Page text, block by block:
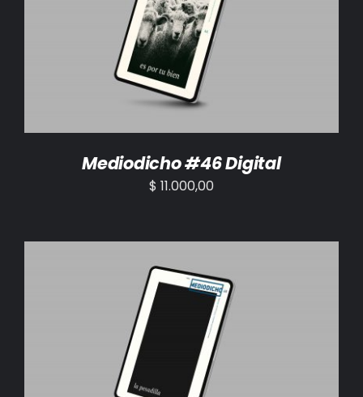
AÑADIR AL CARRITO /
Mediodicho #46 Digital
$ 11.000,00
AÑADIR AL CARRITO /